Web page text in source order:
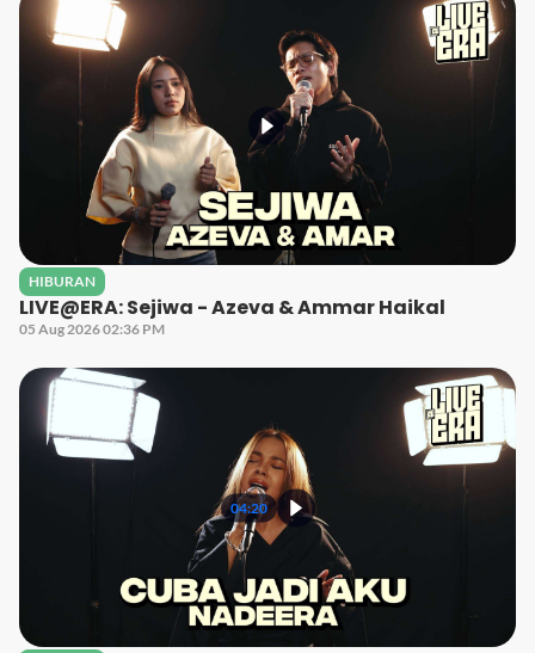
HIBURAN
LIVE@ERA: Sejiwa - Azeva & Ammar Haikal
05 Aug 2026 02:36 PM
04:20